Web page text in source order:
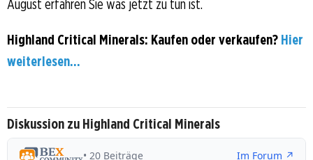
August erfahren Sie was jetzt zu tun ist.
Highland Critical Minerals: Kaufen oder verkaufen? Hier
weiterlesen...
Diskussion zu Highland Critical Minerals